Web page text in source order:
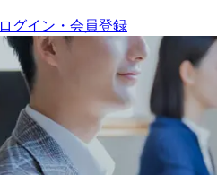
ログイン・会員登録